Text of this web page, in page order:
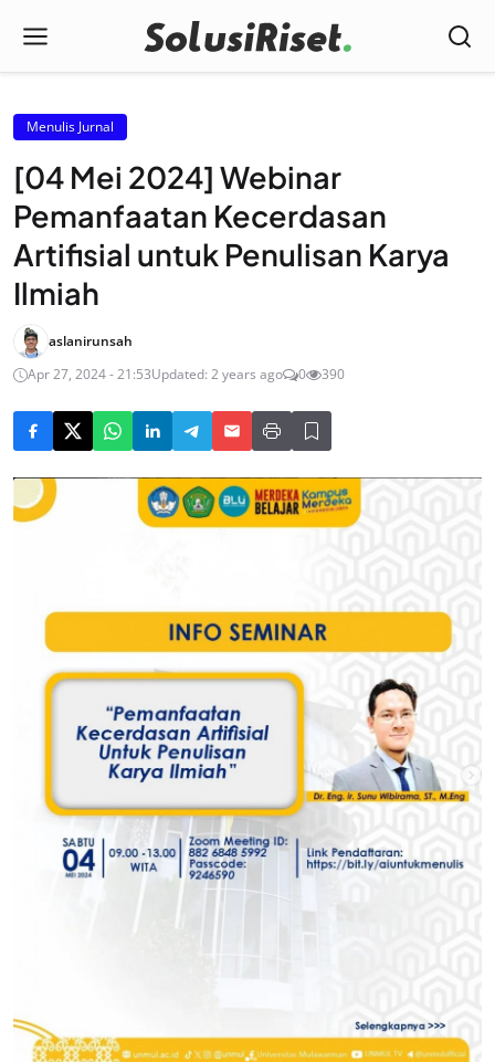
Menulis Jurnal
[04 Mei 2024] Webinar
Pemanfaatan Kecerdasan
Artifisial untuk Penulisan Karya
Ilmiah
aslanirunsah
Apr 27, 2024 - 21:53Updated: 2 years ago 0 390